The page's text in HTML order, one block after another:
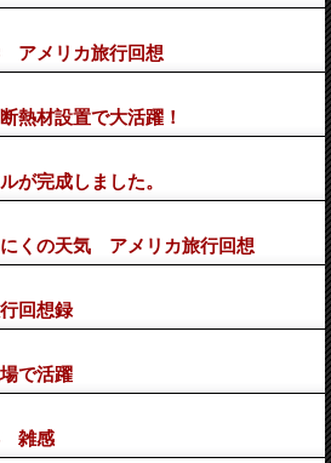
アメリカ旅行回想
材設置で大活躍！
が完成しました。
くの天気 アメリカ旅行回想
回想録
で活躍
雑感